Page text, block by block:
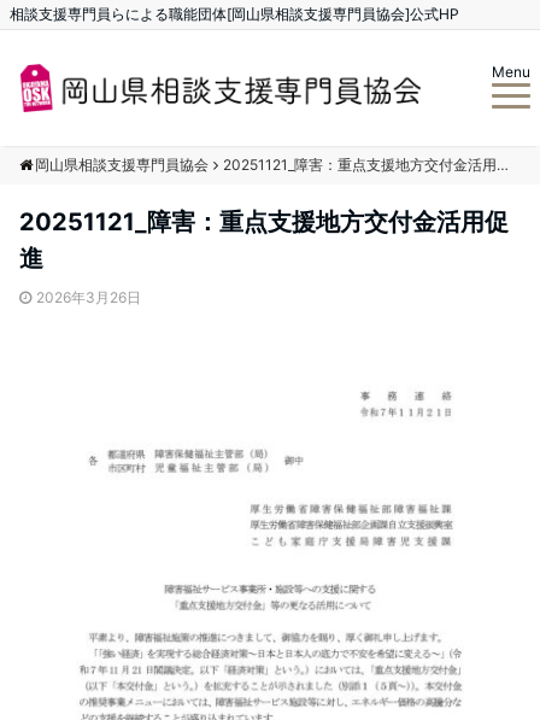
相談支援専門員らによる職能団体[岡山県相談支援専門員協会]公式HP
Menu
岡山県相談支援専門員協会 20251121_障害：重点支援地方交付金活用促進
20251121_障害：重点支援地方交付金活用促
進
2026年3月26日